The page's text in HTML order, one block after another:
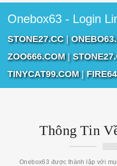
Onebox63 - Login
STONE27.CC|
ZOO666.COM|
TINYCAT99.COM|
Thông Tin
Onebox63 được thành lập với